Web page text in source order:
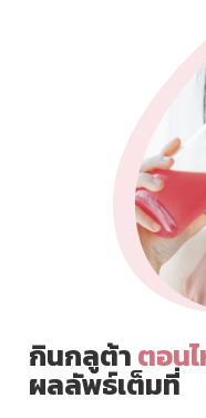
กินกลูต้าตอน
ผลลัพธ์เต็มที่